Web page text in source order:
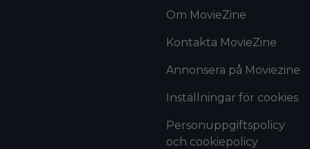
Om MovieZine
Kontakta MovieZine
Annonsera på Moviezine
Inställningar för cookies
Personuppgiftspolicy
och cookiepolicy